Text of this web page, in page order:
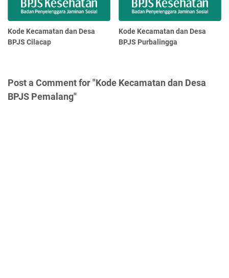
Kode Kecamatan dan Desa
BPJS Cilacap
Kode Kecamatan dan Desa
BPJS Purbalingga
Post a Comment for "Kode Kecamatan dan Desa
BPJS Pemalang"